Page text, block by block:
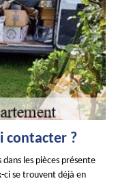
contacter ?
les pièces présente
ci se trouvent déjà en